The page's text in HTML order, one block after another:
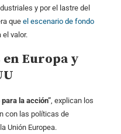
y por el lastre del
que el escenario de fondo
el valor.
Europa y
la acción”, explican los
con las políticas de
Unión Europea.